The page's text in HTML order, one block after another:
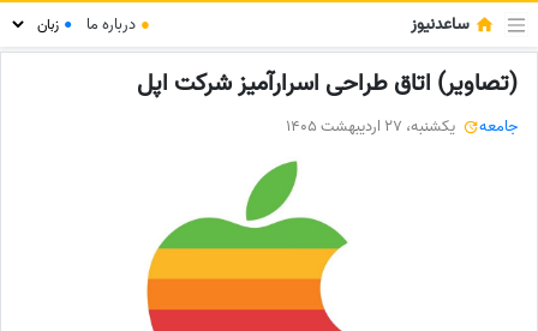
ساعدنیوز ● درباره ما ●
(تصاویر) اتاق طراحی اسرارآمیز شرکت اپل
جامعه یکشنبه، 27 اردیبهشت 1405